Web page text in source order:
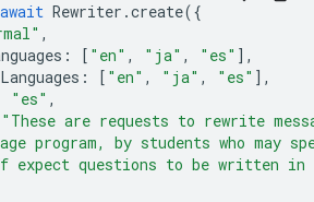
await Rewriter .create({
,
: [ "en" , "ja" , "es" ],
: [ "en" , "ja" , "es" ],
"es" ,
"These are requests to rewrite
program, by students who may
expect questions to be written in